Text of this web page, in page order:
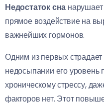
Недостаток сна нарушает
прямое воздействие на
важнейших гормонов.
Одним из первых страдает
недосыпании его уровень
хроническому стрессу,
факторов нет. Этот